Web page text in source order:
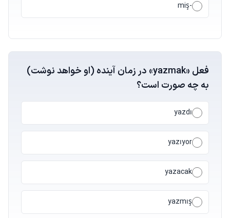
-miş
فعل «yazmak» در زمان آینده (او خواهد نوشت)
به چه صورت است؟
yazdı
yazıyor
yazacak
yazmış